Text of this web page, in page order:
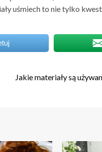
uśmiech to nie tylko
Jakie materiały są